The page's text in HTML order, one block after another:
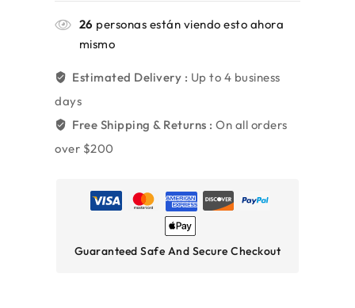
26 personas están viendo esto ahora
mismo
Estimated Delivery : Up to 4 business
days
Free Shipping & Returns :On all orders
over $200
Guaranteed Safe And Secure Checkout